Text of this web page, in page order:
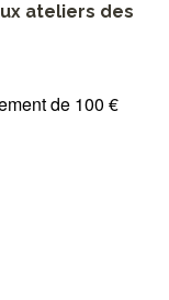
ateliers des
de 100 €